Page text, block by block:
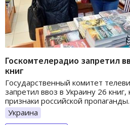
Госкомтелерадио запретил
книг
Государственный комитет
запретил ввоз в Украину 26
признаки российской пропаганды.
Украина